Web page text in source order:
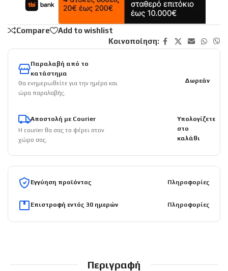
Compare
Add to wishlist
Κοινοποίηση:
Παραλαβή από το
κατάστημα
Θα ενημερωθείτε για την ημέρα και
ώρα παραλαβής.
Δωρεάν
Αποστολή με Courier
Η courier θα σας το φέρει στον
χώρο σας.
Υπολογίζετε
στο
καλάθι
Εγγύηση προϊόντος Πληροφορίες
Επιστροφή εντός 30 ημερών Πληροφορίες
Περιγραφή